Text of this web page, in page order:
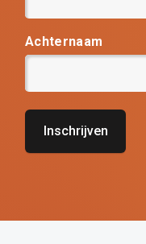
Achternaam